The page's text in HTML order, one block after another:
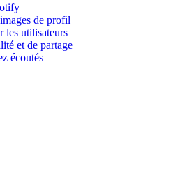
de profil
les utilisateurs
et de partage
écoutés